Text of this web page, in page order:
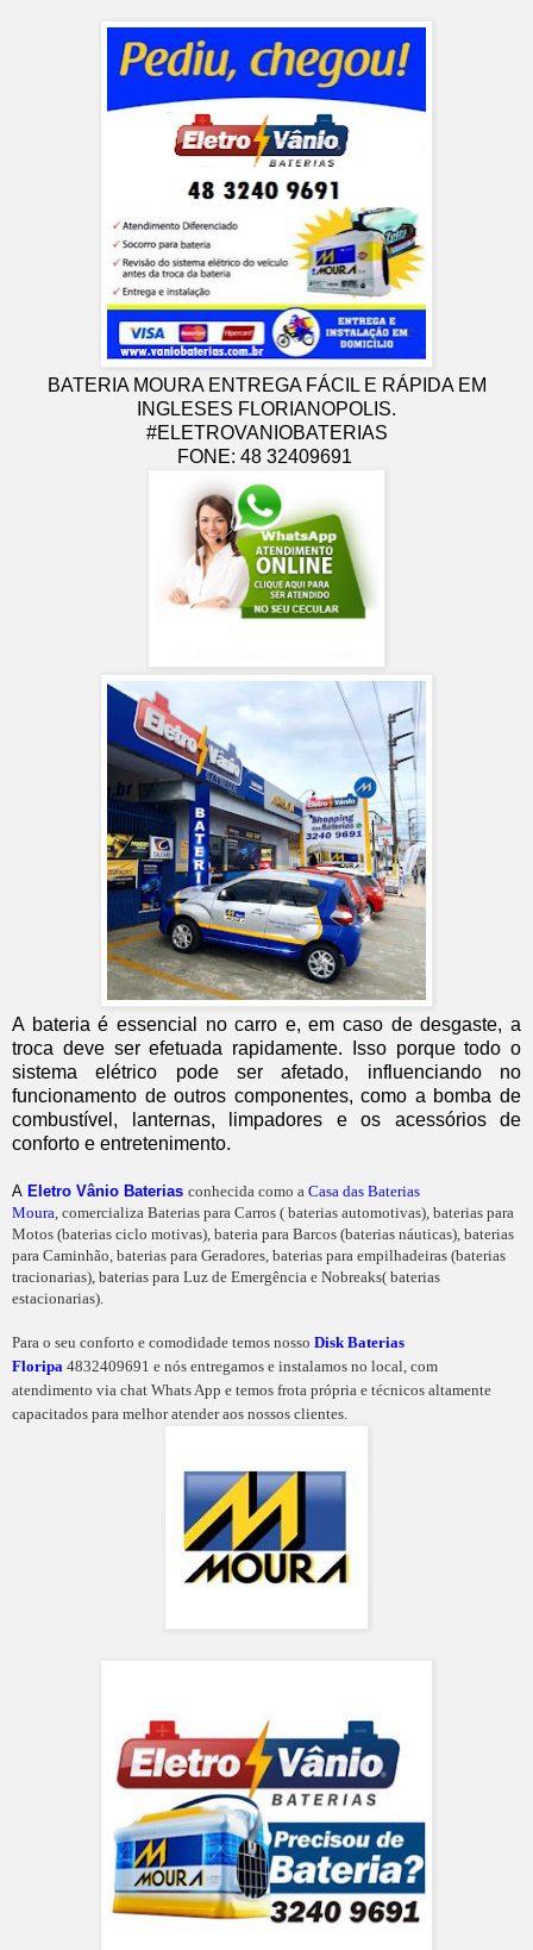
BATERIA MOURA ENTREGA FÁCIL E RÁPIDA EM
INGLESES FLORIANOPOLIS.
#ELETROVANIOBATERIAS
FONE: 48 32409691
A bateria é essencial no carro e, em caso de desgaste, a
troca deve ser efetuada rapidamente. Isso porque todo o
sistema elétrico pode ser afetado, influenciando no
funcionamento de outros componentes, como a bomba de
combustível, lanternas, limpadores e os acessórios de
conforto e entretenimento.
A Eletro Vânio Baterias conhecida como a Casa das Baterias
Moura , comercializa Baterias para Carros ( baterias automotivas), baterias para
Motos (baterias ciclo motivas), bateria para Barcos (baterias náuticas), baterias
para Caminhão, baterias para Geradores, baterias para empilhadeiras (baterias
tracionarias), baterias para Luz de Emergência e Nobreaks( baterias
estacionarias).
Para o seu conforto e comodidade temos nosso Disk Baterias
Floripa 4832409691 e nós entregamos e instalamos no local, com
atendimento via chat Whats App e temos frota própria e técnicos altamente
capacitados para melhor atender aos nossos clientes.